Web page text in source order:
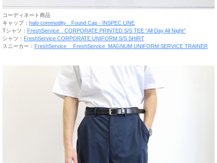
コーディネート商品
キャップ： halo commodity Found Cap - INSPEC LINE
Tシャツ： FreshService CORPORATE PRINTED S/S TEE “All Day All Night”
シャツ： FreshService CORPORATE UNIFORM S/S SHIRT
スニーカー： FreshService FreshService_MAGNUM UNIFORM SERVICE TRAINER